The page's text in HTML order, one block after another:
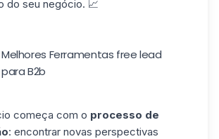
do seu negócio. 📈
Ferramentas free lead
B2b
começa com o processo de
: encontrar novas perspectivas